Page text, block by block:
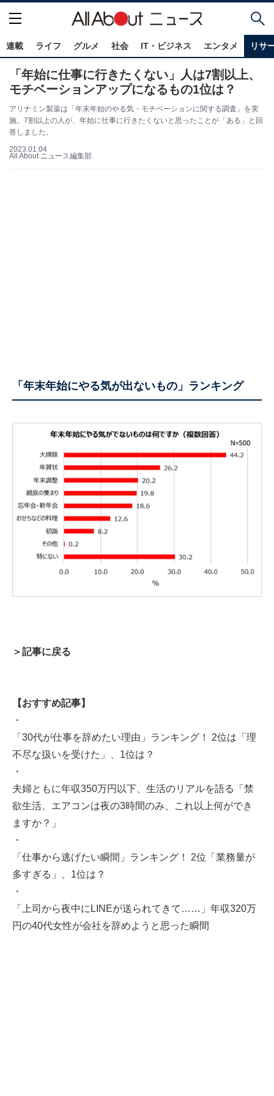
連載 ライフ グルメ 社会 IT・ビジネス エンタメ リサ
「年始に仕事に行きたくない」人は7割以上、
モチベーションアップになるもの1位は？
アリナミン製薬は「年末年始のやる気・モチベーションに関する調査」を実
施。7割以上の人が、年始に仕事に行きたくないと思ったことが「ある」と回
答しました。
2023.01.04
All About ニュース編集部
「年末年始にやる気が出ないもの」ランキング
＞記事に戻る
【おすすめ記事】
・
「30代が仕事を辞めたい理由」ランキング！ 2位は「理
不尽な扱いを受けた」、1位は？
・
夫婦ともに年収350万円以下、生活のリアルを語る「禁
欲生活、エアコンは夜の3時間のみ、これ以上何ができ
ますか？」
・
「仕事から逃げたい瞬間」ランキング！ 2位「業務量が
多すぎる」、1位は？
・
「上司から夜中にLINEが送られてきて……」年収320万
円の40代女性が会社を辞めようと思った瞬間